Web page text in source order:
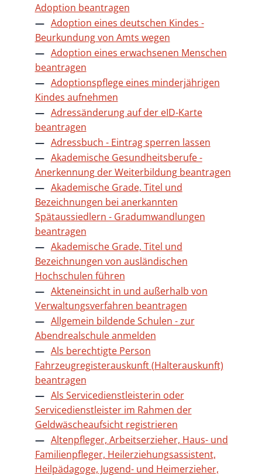
Adoption beantragen
Adoption eines deutschen Kindes -
Beurkundung von Amts wegen
Adoption eines erwachsenen Menschen
beantragen
Adoptionspflege eines minderjährigen
Kindes aufnehmen
Adressänderung auf der eID-Karte
beantragen
Adressbuch - Eintrag sperren lassen
Akademische Gesundheitsberufe -
Anerkennung der Weiterbildung beantragen
Akademische Grade, Titel und
Bezeichnungen bei anerkannten
Spätaussiedlern - Gradumwandlungen
beantragen
Akademische Grade, Titel und
Bezeichnungen von ausländischen
Hochschulen führen
Akteneinsicht in und außerhalb von
Verwaltungsverfahren beantragen
Allgemein bildende Schulen - zur
Abendrealschule anmelden
Als berechtigte Person
Fahrzeugregisterauskunft (Halterauskunft)
beantragen
Als Servicedienstleisterin oder
Servicedienstleister im Rahmen der
Geldwäscheaufsicht registrieren
Altenpfleger, Arbeitserzieher, Haus- und
Familienpfleger, Heilerziehungsassistent,
Heilpädagoge, Jugend- und Heimerzieher,